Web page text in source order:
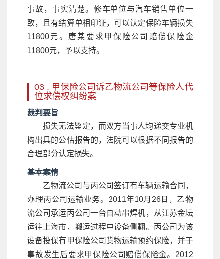
事故，事实清楚。修车单位与汽车销售单位一
致，且有结算单相印证，可以认定保险车辆损失
11800元。唐某要求甲保险公司赔偿保险金
11800元，予以支持。
03 . 甲保险公司诉乙物流公司等保险人代
位求偿权纠纷案
裁判要旨
损失无法鉴定，而双方当事人均递交专业机
构出具的公估报告的，法院可以根据不同报告的
合理部分认定损失。
基本案情
乙物流公司与丙公司签订有车辆运输合同，
办理丙公司运输业务。2011年10月26日，乙物
流公司承运丙公司一台自动串焊机，从江苏金坛
运往上海市，搬运过程中设备侧翻。丙公司为该
设备投保有甲保险公司货物运输预约保险，并于
事故发生后要求甲保险公司赔偿保险金。2012